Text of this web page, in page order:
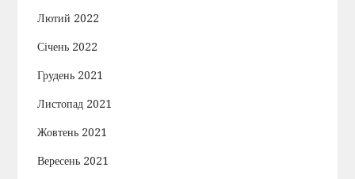
Лютий 2022
Січень 2022
Грудень 2021
Листопад 2021
Жовтень 2021
Вересень 2021